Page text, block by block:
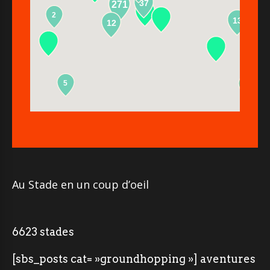
271
13
37
2
5
12
Au Stade en un coup d’oeil
6623 stades
[sbs_posts cat= »groundhopping »] aventures